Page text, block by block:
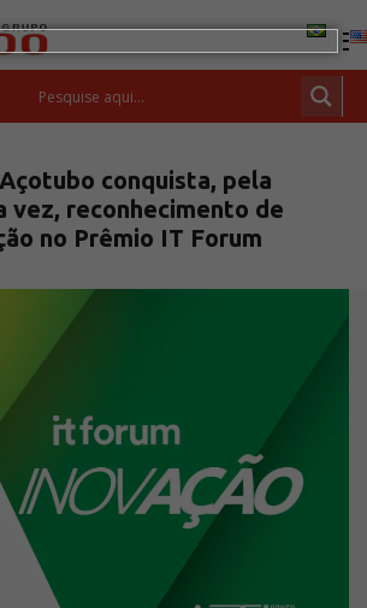
de Ancoragem
conquista, pela
vez, reconhecimento de
no Prêmio IT Forum